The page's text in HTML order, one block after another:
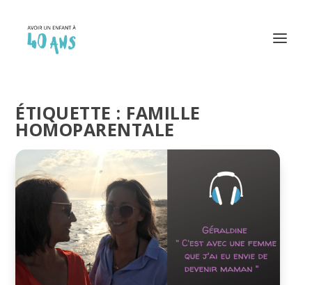
ÉTIQUETTE : FAMILLE
HOMOPARENTALE